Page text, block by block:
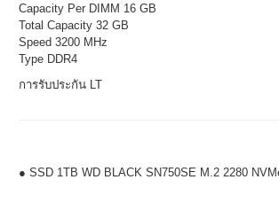
Capacity Per DIMM 16 GB
Total Capacity 32 GB
Speed 3200 MHz
Type DDR4
การรับประกัน LT
● SSD 1TB WD BLACK SN750SE M.2 2280